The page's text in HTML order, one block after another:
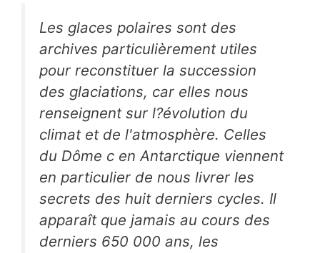
Les glaces polaires sont des
archives particulièrement utiles
pour reconstituer la succession
des glaciations, car elles nous
renseignent sur l?évolution du
climat et de l'atmosphère. Celles
du Dôme c en Antarctique viennent
en particulier de nous livrer les
secrets des huit derniers cycles. Il
apparaît que jamais au cours des
derniers 650 000 ans, les